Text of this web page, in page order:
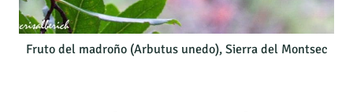
Fruto del madroño (Arbutus unedo), Sierra del Montsec